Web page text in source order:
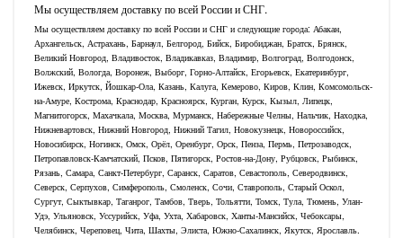
Мы осуществляем доставку по всей России и СНГ.
Мы осуществляем доставку по всей России и СНГ и следующие города: Абакан,
Архангельск, Астрахань, Барнаул, Белгород, Бийск, Биробиджан, Братск, Брянск,
Великий Новгород, Владивосток, Владикавказ, Владимир, Волгоград, Волгодонск,
Волжский, Вологда, Воронеж, Выборг, Горно-Алтайск, Егорьевск, Екатеринбург,
Ижевск, Иркутск, Йошкар-Ола, Казань, Калуга, Кемерово, Киров, Клин, Комсомольск-
на-Амуре, Кострома, Краснодар, Красноярск, Курган, Курск, Кызыл, Липецк,
Магнитогорск, Махачкала, Москва, Мурманск, Набережные Челны, Нальчик, Находка,
Нижневартовск, Нижний Новгород, Нижний Тагил, Новокузнецк, Новороссийск,
Новосибирск, Ногинск, Омск, Орёл, Оренбург, Орск, Пенза, Пермь, Петрозаводск,
Петропавловск-Камчатский, Псков, Пятигорск, Ростов-на-Дону, Рубцовск, Рыбинск,
Рязань, Самара, Санкт-Петербург, Саранск, Саратов, Севастополь, Северодвинск,
Северск, Серпухов, Симферополь, Смоленск, Сочи, Ставрополь, Старый Оскол,
Сургут, Сыктывкар, Таганрог, Тамбов, Тверь, Тольятти, Томск, Тула, Тюмень, Улан-
Удэ, Ульяновск, Уссурийск, Уфа, Ухта, Хабаровск, Ханты-Мансийск, Чебоксары,
Челябинск, Череповец, Чита, Шахты, Элиста, Южно-Сахалинск, Якутск, Ярославль.